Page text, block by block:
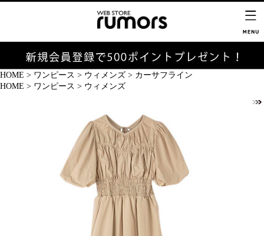
HOME > ワンピース > ウィメンズ > カーサフライン
HOME > ワンピース > ウィメンズ